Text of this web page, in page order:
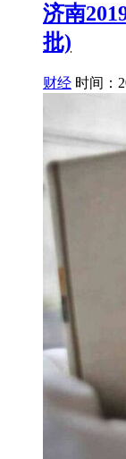
济南
批)
财经 时间：